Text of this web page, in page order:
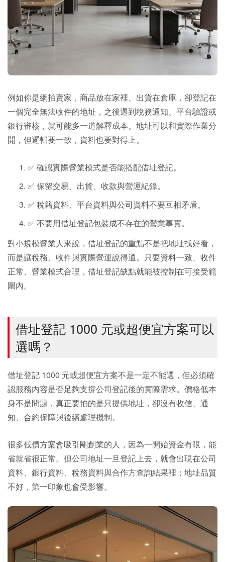
例如你是網拍賣家，商品放在家裡、出貨在倉庫，卻登記在
一個完全無法收件的地址，之後遇到稅務通知、平台驗證或
銀行審核，就可能多一道解釋成本。地址可以和實際作業分
開，但邏輯要一致，資料也要對得上。
✅ 確認實際營業模式是否能搭配借址登記。
✅ 保留交易、出貨、收款與營運紀錄。
✅ 稅籍資料、平台資料與公司資料不要互相矛盾。
✅ 不要用借址登記包裝成不存在的營業事實。
對小規模營業人來說，借址登記的重點不是把地址找好看，
而是讓稅務、收件與實際營運說得通。只要資料一致、收件
正常、營業模式合理，借址登記缺點就能被控制在可接受範
圍內。
借址登記 1000 元或超便宜方案可以
選嗎？
借址登記 1000 元或超便宜方案不是一定不能選，但必須確
認服務內容是否足夠支撐公司登記後的實際需求。價格低本
身不是問題，真正要怕的是只提供地址，卻沒有收信、通
知、合約保障與後續處理機制。
很多低價方案會吸引剛創業的人，因為一開始資金有限，能
省就省很正常。但公司地址一旦登記上去，就會出現在公司
資料、銀行資料、稅務資料與合作方查詢結果裡；地址品質
不好，第一印象也會受影響。